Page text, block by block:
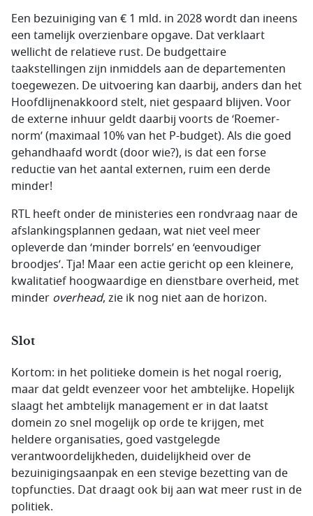
Een bezuiniging van € 1 mld. in 2028 wordt dan ineens
een tamelijk overzienbare opgave. Dat verklaart
wellicht de relatieve rust. De budgettaire
taakstellingen zijn inmiddels aan de departementen
toegewezen. De uitvoering kan daarbij, anders dan het
Hoofdlijnenakkoord stelt, niet gespaard blijven. Voor
de externe inhuur geldt daarbij voorts de ‘Roemer-
norm’ (maximaal 10% van het P-budget). Als die goed
gehandhaafd wordt (door wie?), is dat een forse
reductie van het aantal externen, ruim een derde
minder!
RTL heeft onder de ministeries een rondvraag naar de
afslankingsplannen gedaan, wat niet veel meer
opleverde dan ‘minder borrels’ en ‘eenvoudiger
broodjes’. Tja! Maar een actie gericht op een kleinere,
kwalitatief hoogwaardige en dienstbare overheid, met
minder overhead, zie ik nog niet aan de horizon.
Slot
Kortom: in het politieke domein is het nogal roerig,
maar dat geldt evenzeer voor het ambtelijke. Hopelijk
slaagt het ambtelijk management er in dat laatst
domein zo snel mogelijk op orde te krijgen, met
heldere organisaties, goed vastgelegde
verantwoordelijkheden, duidelijkheid over de
bezuinigingsaanpak en een stevige bezetting van de
topfuncties. Dat draagt ook bij aan wat meer rust in de
politiek.